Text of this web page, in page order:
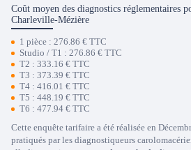
Coût moyen des diagnostics réglementaires
Charleville-Mézière
1 pièce : 276.86 € TTC
Studio / T1 : 276.86 € TTC
T2 : 333.16 € TTC
T3 : 373.39 € TTC
T4 : 416.01 € TTC
T5 : 448.19 € TTC
T6 : 477.94 € TTC
Cette enquête tarifaire a été réalisée en
pratiqués par les diagnostiqueurs